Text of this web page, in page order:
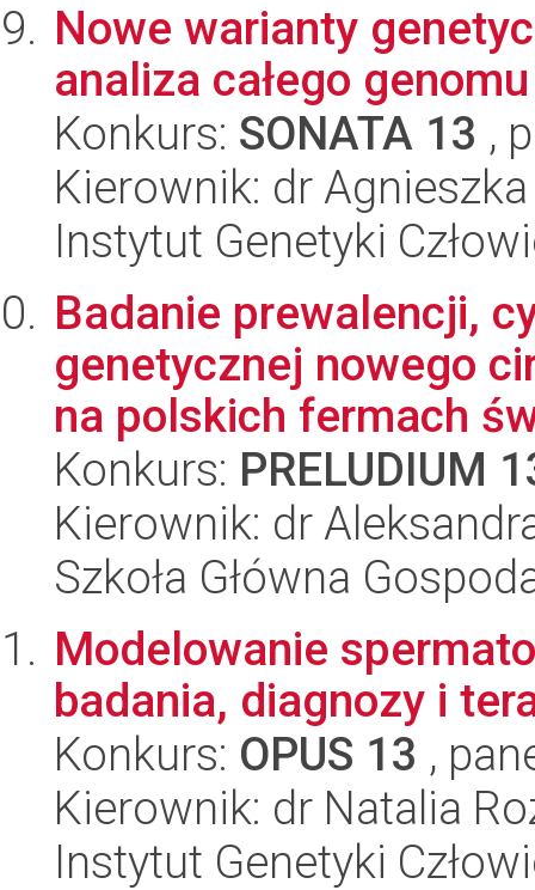
Nowe warianty
analiza całego
Konkurs: SONATA 13 ,
Kierownik: dr
Instytut Genetyki
Badanie prewalencji,
genetycznej nowego
na polskich fermach
Konkurs: PRELUDIUM
Kierownik: dr
Szkoła Główna
Modelowanie
badania, diagnozy i
Konkurs: OPUS 13 ,
Kierownik: dr Natalia
Instytut Genetyki